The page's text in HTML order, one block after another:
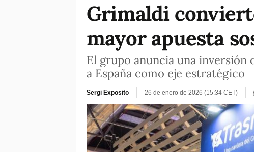
Grimaldi
mayor apuesta
El grupo anuncia una inversión
a España como eje estratégico
Sergi Exposito 26 de enero de 2026 (15:34 CET)